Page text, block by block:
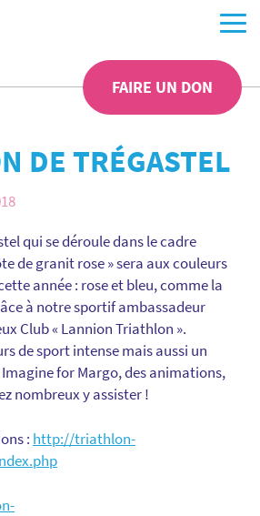
FAIRE UN DON
DE TRÉGASTEL
qui se déroule dans le cadre
de granit rose » sera aux couleurs
année : rose et bleu, comme la
à notre sportif ambassadeur
Club « Lannion Triathlon ».
de sport intense mais aussi un
for Margo, des animations,
nombreux y assister !
: http://triathlon-